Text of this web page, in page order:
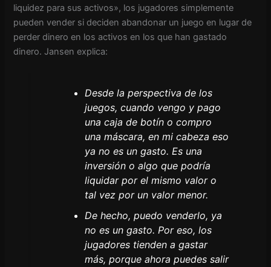
liquidez para sus activos», los jugadores simplemente
pueden vender si deciden abandonar un juego en lugar de
perder dinero en los activos en los que han gastado
dinero. Jansen explica:
Desde la perspectiva de los
juegos, cuando vengo y pago
una caja de botín o compro
una máscara, en mi cabeza eso
ya no es un gasto. Es una
inversión o algo que podría
liquidar por el mismo valor o
tal vez por un valor menor.
De hecho, puedo venderlo, ya
no es un gasto. Por eso, los
jugadores tienden a gastar
más, porque ahora puedes salir